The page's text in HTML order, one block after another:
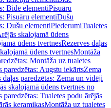
Bidē elementiPisuāru
Pisuāru elementiDušu
Dušu elementiPiederumiTualetes
skalojamā ūdens
ūdens tvertnesRezerves daļas
ūdens tvertnesMontāža
Montāža uz tualetes
paredzētas: Augstu iekārtsZema
daļas paredzētas: Zema un vidēji
skalojamā ūdens tvertnes no
paredzētas: Tualetes podu ārējās
keramikasMontāža uz tualetes